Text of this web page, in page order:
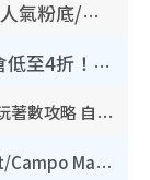
CHANEL美妝限時減價低至3折！人氣粉底/唇膏/精華液低至$275！COCO香水都有平
開倉優惠｜尖沙咀名牌行李箱開倉低至4折！一連5日 American Tourister/ace./Hallmark $200起！
【8月生日優惠2026】全港85大食買玩著數攻略 自助餐/火鍋放題同行免費＋誠品/DONKI送現金券
開倉優惠｜銅鑼灣時代廣場Doughnut/Campo Marzio開倉低至1折！背囊、書包、手袋劈價$200起